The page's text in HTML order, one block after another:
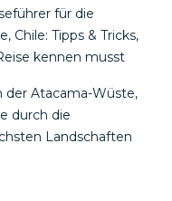
für die
Chile: Tipps & Tricks,
kennen musst
der Atacama-Wüste,
durch die
Landschaften